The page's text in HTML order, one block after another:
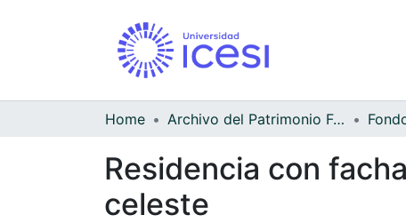
Home Archivo del Patrimonio Fotográfico y Fílmico del Valle del Cauca
Residencia con
celeste